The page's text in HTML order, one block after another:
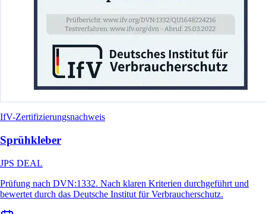
IfV-Zertifizierungsnachweis
Sprühkleber
JPS DEAL
Prüfung nach DVN:1332. Nach klaren Kriterien durchgeführt und
bewertet durch das Deutsche Institut für Verbraucherschutz.